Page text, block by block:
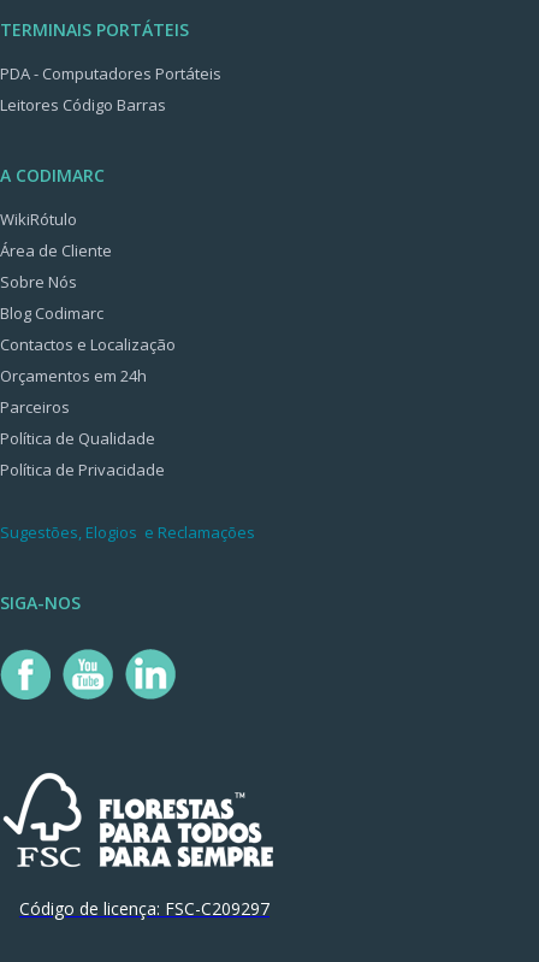
TERMINAIS PORTÁTEIS
PDA - Computadores Portáteis
Leitores Código Barras
A CODIMARC
WikiRótulo
Área de Cliente
Sobre Nós
Blog Codimarc
Contactos e Localização
Orçamentos em 24h
Parceiros
Política de Qualidade
Política de Privacidade
Sugestões, Elogios e Reclamações
SIGA-NOS
Código de licença: FSC-C209297